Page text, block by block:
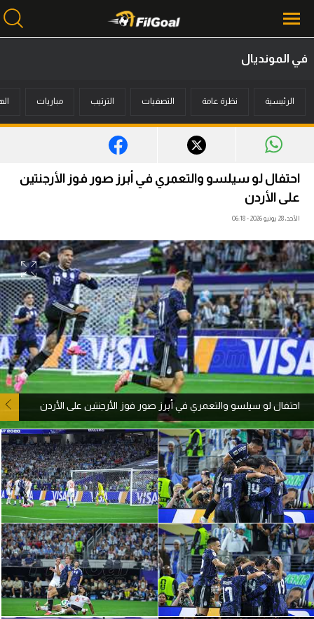
أخبار
ميركاتو
فانتازي في الجول
مسابقة التوقعات
فيديوهات
عدسات
آراء حرة
ركن الألعاب
بطولات
أمريكا 2026
الدوري المصري
الدوري الإنجليزي الممتاز
الدوري الإسباني
الدوري الإيطالي
الدوري الألماني
في المونديال
الرئيسية نظرة عامة التصفيات الترتيب مباريات
احتفال لو سيلسو والتعمري في أبرز صور فوز الأرجنتين
على الأردن
الأحد، 28 يونيو 2026 - 06:18
احتفال لو سيلسو والتعمري في أبرز صور فوز الأرجنتين على الأردن